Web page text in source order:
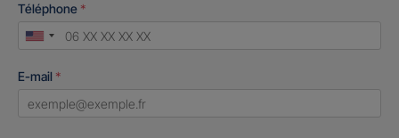
Téléphone *
United
+1
E-mail *